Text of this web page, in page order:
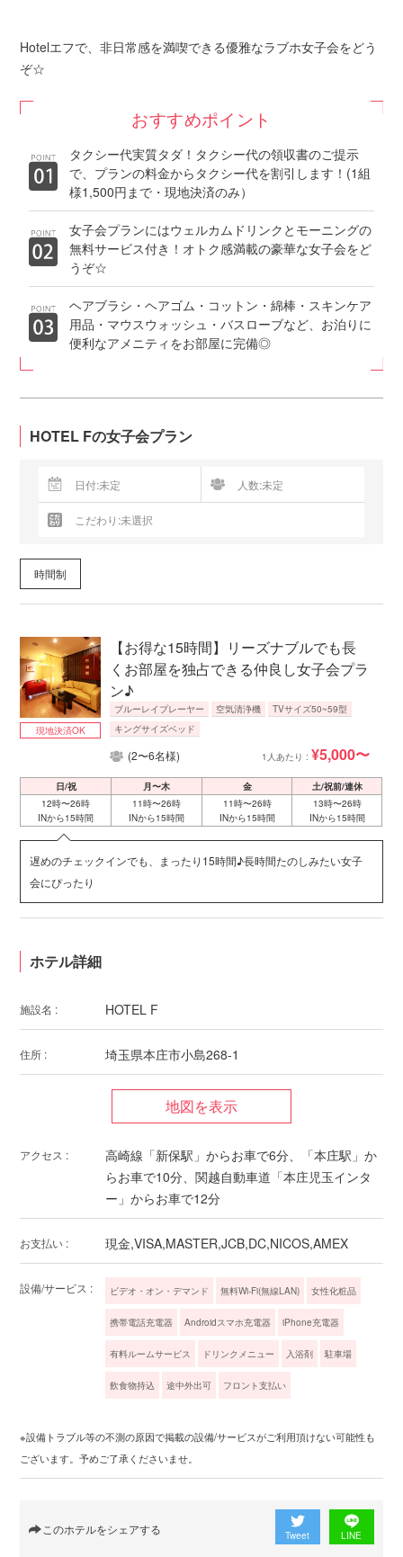
Hotelエフで、非日常感を満喫できる優雅なラブホ女子会をどう
ぞ☆
おすすめポイント
タクシー代実質タダ！タクシー代の領収書のご提示
で、プランの料金からタクシー代を割引します！(1組
様1,500円まで・現地決済のみ）
女子会プランにはウェルカムドリンクとモーニングの
無料サービス付き！オトク感満載の豪華な女子会をど
うぞ☆
ヘアブラシ・ヘアゴム・コットン・綿棒・スキンケア
用品・マウスウォッシュ・バスローブなど、お泊りに
便利なアメニティをお部屋に完備◎
HOTEL Fの女子会プラン
時間制
【お得な15時間】リーズナブルでも長
くお部屋を独占できる仲良し女子会プラ
ン♪
ブルーレイプレーヤー 空気清浄機
TVサイズ50~59型
キングサイズベッド
(2〜6名様) 1人あたり : ¥5,000〜
現地決済OK
日/祝 月〜木 金
土/祝前/連休
12時〜26時
INから15時間
11時〜26時
INから15時間
11時〜26時
INから15時間
13時〜26時
INから15時間
遅めのチェックインでも、まったり15時間♪長時間たのしみたい女子
会にぴったり
ホテル詳細
施設名 : HOTEL F
住所 : 埼玉県本庄市小島268-1
アクセス :
高崎線「新保駅」からお車で6分、「本庄駅」か
らお車で10分、関越自動車道「本庄児玉インタ
ー」からお車で12分
お支払い : 現金,VISA,MASTER,JCB,DC,NICOS,AMEX
設備/サービス : ビデオ・オン・デマンド 無料Wi-Fi(無線LAN) 女性化粧品
携帯電話充電器 Androidスマホ充電器 iPhone充電器
有料ルームサービス ドリンクメニュー 入浴剤 駐車場
飲食物持込 途中外出可 フロント支払い
※設備トラブル等の不測の原因で掲載の設備/サービスがご利用頂けない可能性も
ございます。予めご了承くださいませ。
このホテルをシェアする Tweet LINE